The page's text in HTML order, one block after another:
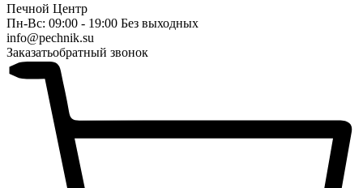
Печной Центр
Пн-Вс: 09:00 - 19:00 Без выходных
info@pechnik.su
Заказатьобратный звонок